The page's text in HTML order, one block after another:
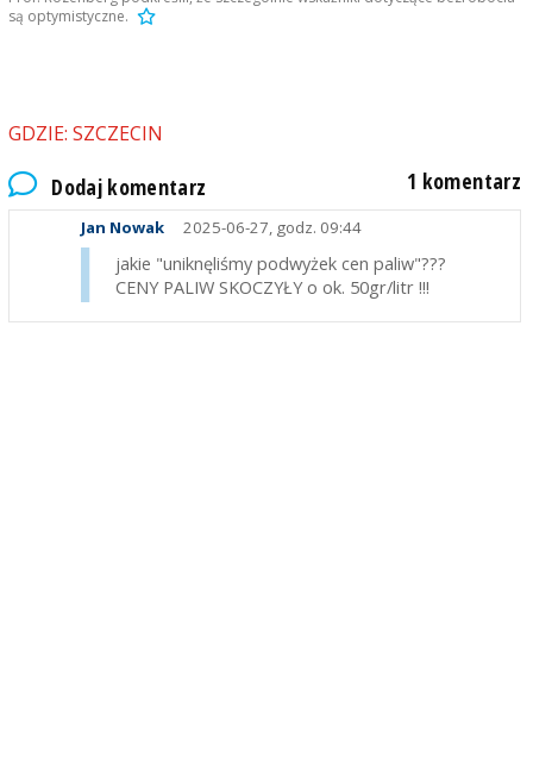
są optymistyczne.
GDZIE: SZCZECIN
Dodaj komentarz 1 komentarz
Jan Nowak 2025-06-27, godz. 09:44
jakie "uniknęliśmy podwyżek cen paliw"???
CENY PALIW SKOCZYŁY o ok. 50gr/litr !!!